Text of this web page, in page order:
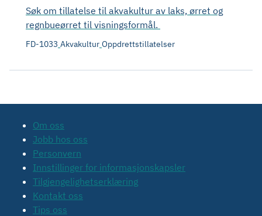
Søk om tillatelse til akvakultur av laks, ørret og
regnbueørret til visningsformål.
FD-1033 Akvakultur Oppdrettstillatelser
Om oss
Jobb hos oss
Personvern
Innstillinger for informasjonskapsler
Tilgjengelighetserklæring
Kontakt oss
Tips oss